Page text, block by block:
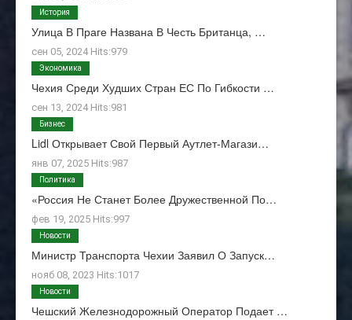
Улица В Праге Названа В Честь Британца, …
сен 05, 2024 Hits:979
История
Чехия Среди Худших Стран ЕС По Гибкости …
сен 13, 2024 Hits:981
Экономика
Lidl Открывает Свой Первый Аутлет-Магази…
янв 07, 2025 Hits:987
Бизнес
«Россия Не Станет Более Дружественной По…
фев 19, 2025 Hits:997
Политика
Министр Транспорта Чехии Заявил О Запуск…
нояб 08, 2023 Hits:1017
Новости
Чешский Железнодорожный Оператор Подает …
Новости